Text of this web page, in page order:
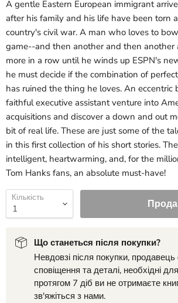
A gentle Eastern European immigrant
after his family and his life have been torn
country's civil war. A man who loves to
game--and then another and then another
more in a row until he winds up ESPN's
he must decide if the combination of
has ruined the thing he loves. An eccentric
faithful executive assistant venture into
acquisitions and discover a down and out
bit of real life. These are just some of the
in this first collection of his short stories.
intelligent, heartwarming, and, for the
Tom Hanks fans, an absolute must-have!
Кількість
Що станеться після покупки?
Невдовзі після покупки,
сповіщення та деталі, необхідні
протягом 7 діб ви не отримаєте
зв'яжіться з нами.